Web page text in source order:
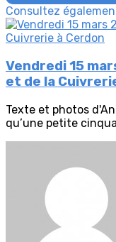
Consultez
Vendredi 15
et de la
Texte et photos
qu’une petite